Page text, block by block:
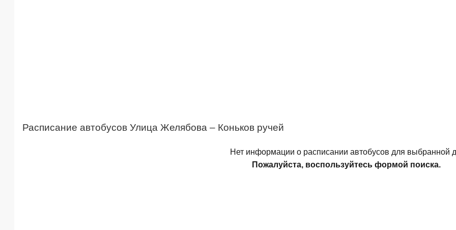
Расписание автобусов Улица Желябова – Коньков ручей
Нет информации о расписании автобусов для выбранной
Пожалуйста, воспользуйтесь формой поиска.